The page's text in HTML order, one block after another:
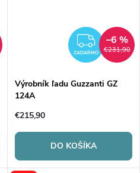
ZADARMO €231,90
–6 %
Výrobník ľadu Guzzanti GZ
124A
€215,90
DO KOŠÍKA